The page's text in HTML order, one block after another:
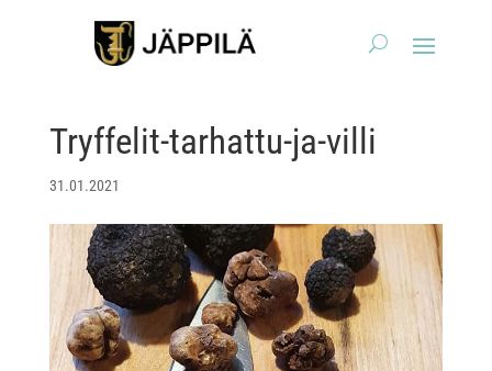
Tryffelit-tarhattu-ja-villi
31.01.2021